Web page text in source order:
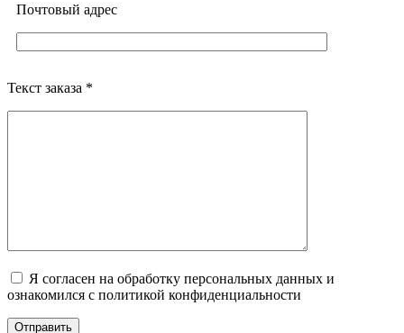
Почтовый адреc
Текст заказа *
Я согласен на обработку персональных данных и
ознакомился с политикой конфиденциальности